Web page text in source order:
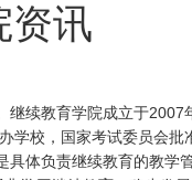
资讯
续教育学院成立于2007
校，国家考试委员会批
体负责继续教育的教学